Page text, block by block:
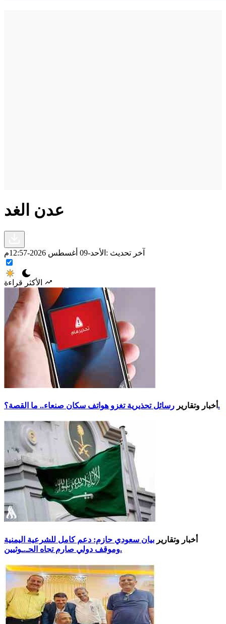
عدن الغد
آخر تحديث : الأحد-09 أغسطس 2026-12:57م
أخبار وتقارير رسائل تحذيرية تغزو هواتف سكان صنعاء.. ما القصة؟.
أخبار وتقارير بيان سعودي حازم: دعم كامل للشرعية اليمنية
وموقف دولي صارم تجاه الحـ.ـوثيين.